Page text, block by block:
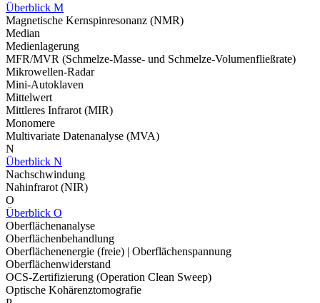
Überblick M
Magnetische Kernspinresonanz (NMR)
Median
Medienlagerung
MFR/MVR (Schmelze-Masse- und Schmelze-Volumenfließrate)
Mikrowellen-Radar
Mini-Autoklaven
Mittelwert
Mittleres Infrarot (MIR)
Monomere
Multivariate Datenanalyse (MVA)
N
Überblick N
Nachschwindung
Nahinfrarot (NIR)
O
Überblick O
Oberflächenanalyse
Oberflächenbehandlung
Oberflächenenergie (freie) | Oberflächenspannung
Oberflächenwiderstand
OCS-Zertifizierung (Operation Clean Sweep)
Optische Kohärenztomografie